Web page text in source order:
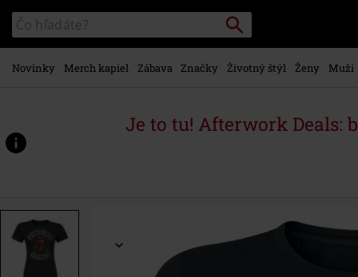
na
hlavný
obsah
Katalóg
vyhľadávania
Vyhľadávanie
Novinky Merch kapiel Zábava Značky Životný štýl Ženy Muži
Je to tu! Afterwork Deals:
www.emp-
p/1978/367317.html